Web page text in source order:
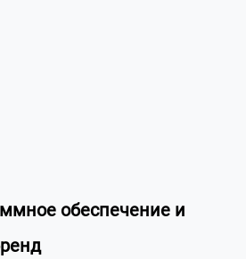
обеспечение и